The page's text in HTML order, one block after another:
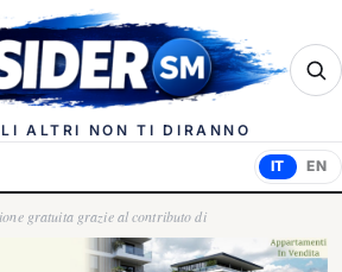
Insider.sm
ALTRI NON TI DIRANNO
IT EN
gratuita grazie al contributo di